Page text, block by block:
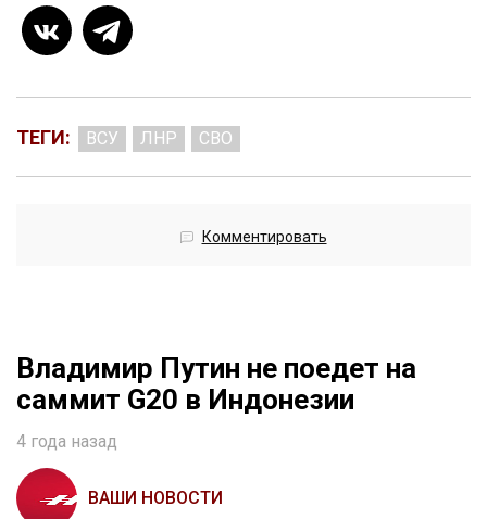
ТЕГИ: ВСУ ЛНР СВО
Комментировать
Владимир Путин не поедет на
саммит G20 в Индонезии
4 года назад
ВАШИ НОВОСТИ